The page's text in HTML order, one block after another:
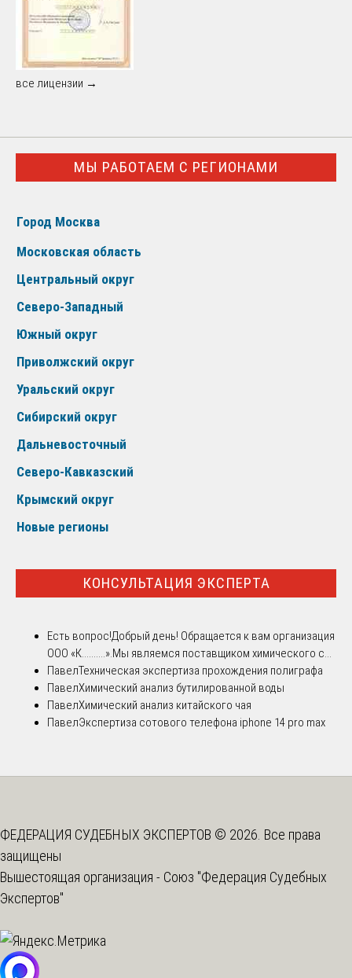
все лицензии →
МЫ РАБОТАЕМ С РЕГИОНАМИ
Город Москва
Московская область
Центральный округ
Северо-Западный
Южный округ
Приволжский округ
Уральский округ
Сибирский округ
Дальневосточный
Северо-Кавказский
Крымский округ
Новые регионы
КОНСУЛЬТАЦИЯ ЭКСПЕРТА
Есть вопрос!Добрый день! Обращается к вам организация
ООО «К..........».Мы являемся поставщиком химического с...
ПавелТехническая экспертиза прохождения полиграфа
ПавелХимический анализ бутилированной воды
ПавелХимический анализ китайского чая
ПавелЭкспертиза сотового телефона iphone 14 pro max
ФЕДЕРАЦИЯ СУДЕБНЫХ ЭКСПЕРТОВ © 2026. Все права
защищены
Вышестоящая организация - Союз "Федерация Судебных
Экспертов"